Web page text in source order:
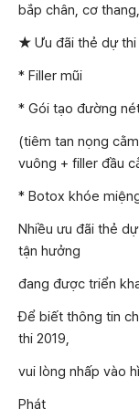
bắp chân, cơ
★ Ưu đãi thẻ dự thi
* Filler mũi
* Gói tạo đường
(tiêm tan nọng
vuông + filler đầu
* Botox khóe
Nhiều ưu đãi thẻ
tận hưởng
đang được triển
Để biết thông tin
thi 2019,
vui lòng nhấp vào
Phát